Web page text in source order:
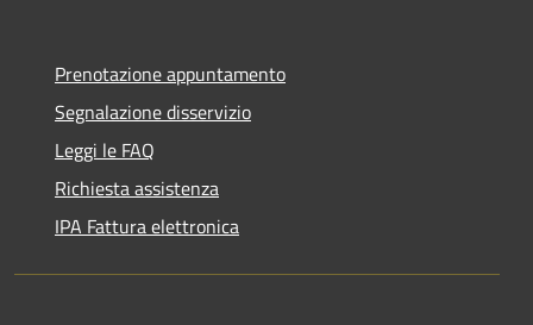
Prenotazione appuntamento
Segnalazione disservizio
Leggi le FAQ
Richiesta assistenza
IPA Fattura elettronica